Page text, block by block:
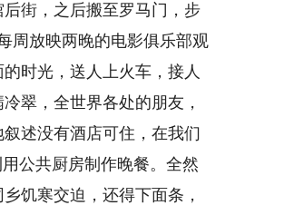
街，之后搬至罗马门，步
周放映两晚的电影俱乐部观
时光，送人上火车，接人
翠，全世界各处的朋友，
述没有酒店可住，在我们
公共厨房制作晚餐。全然
饥寒交迫，还得下面条，